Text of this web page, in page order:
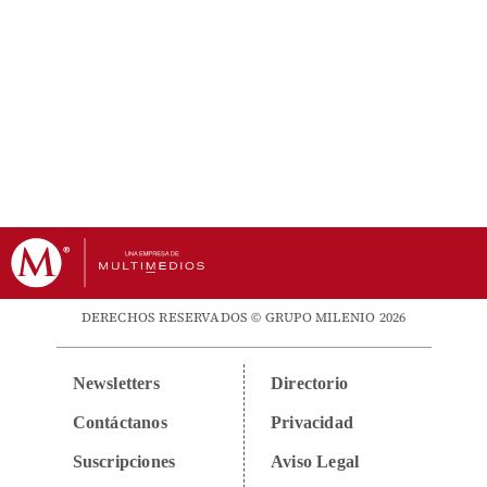
DERECHOS RESERVADOS © GRUPO MILENIO 2026
Newsletters
Contáctanos
Suscripciones
Directorio
Privacidad
Aviso Legal